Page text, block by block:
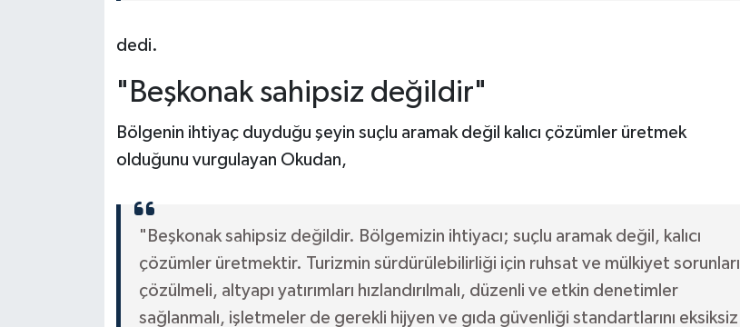
dedi.
"Beşkonak sahipsiz değildir"
Bölgenin ihtiyaç duyduğu şeyin suçlu aramak değil kalıcı çözümler üretmek
olduğunu vurgulayan Okudan,
"Beşkonak sahipsiz değildir. Bölgemizin ihtiyacı; suçlu aramak değil, kalıcı
çözümler üretmektir. Turizmin sürdürülebilirliği için ruhsat ve mülkiyet sorunları
çözülmeli, altyapı yatırımları hızlandırılmalı, düzenli ve etkin denetimler
sağlanmalı, işletmeler de gerekli hijyen ve gıda güvenliği standartlarını eksiksiz